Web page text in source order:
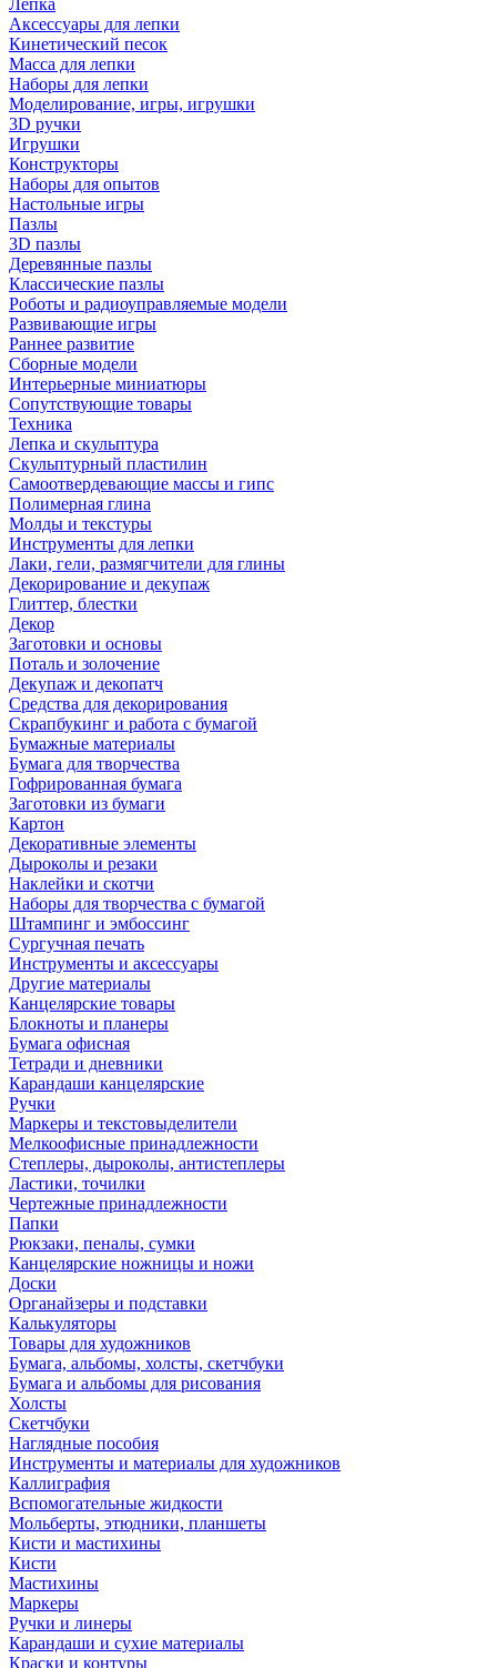
Лепка
Аксессуары для лепки
Кинетический песок
Масса для лепки
Наборы для лепки
Моделирование, игры, игрушки
3D ручки
Игрушки
Конструкторы
Наборы для опытов
Настольные игры
Пазлы
3D пазлы
Деревянные пазлы
Классические пазлы
Роботы и радиоуправляемые модели
Развивающие игры
Раннее развитие
Сборные модели
Интерьерные миниатюры
Сопутствующие товары
Техника
Лепка и скульптура
Скульптурный пластилин
Самоотвердевающие массы и гипс
Полимерная глина
Молды и текстуры
Инструменты для лепки
Лаки, гели, размягчители для глины
Декорирование и декупаж
Глиттер, блестки
Декор
Заготовки и основы
Поталь и золочение
Декупаж и декопатч
Средства для декорирования
Скрапбукинг и работа с бумагой
Бумажные материалы
Бумага для творчества
Гофрированная бумага
Заготовки из бумаги
Картон
Декоративные элементы
Дыроколы и резаки
Наклейки и скотчи
Наборы для творчества с бумагой
Штампинг и эмбоссинг
Сургучная печать
Инструменты и аксессуары
Другие материалы
Канцелярские товары
Блокноты и планеры
Бумага офисная
Тетради и дневники
Карандаши канцелярские
Ручки
Маркеры и текстовыделители
Мелкоофисные принадлежности
Степлеры, дыроколы, антистеплеры
Ластики, точилки
Чертежные принадлежности
Папки
Рюкзаки, пеналы, сумки
Канцелярские ножницы и ножи
Доски
Органайзеры и подставки
Калькуляторы
Товары для художников
Бумага, альбомы, холсты, скетчбуки
Бумага и альбомы для рисования
Холсты
Скетчбуки
Наглядные пособия
Инструменты и материалы для художников
Каллиграфия
Вспомогательные жидкости
Мольберты, этюдники, планшеты
Кисти и мастихины
Кисти
Мастихины
Маркеры
Ручки и линеры
Карандаши и сухие материалы
Краски и контуры